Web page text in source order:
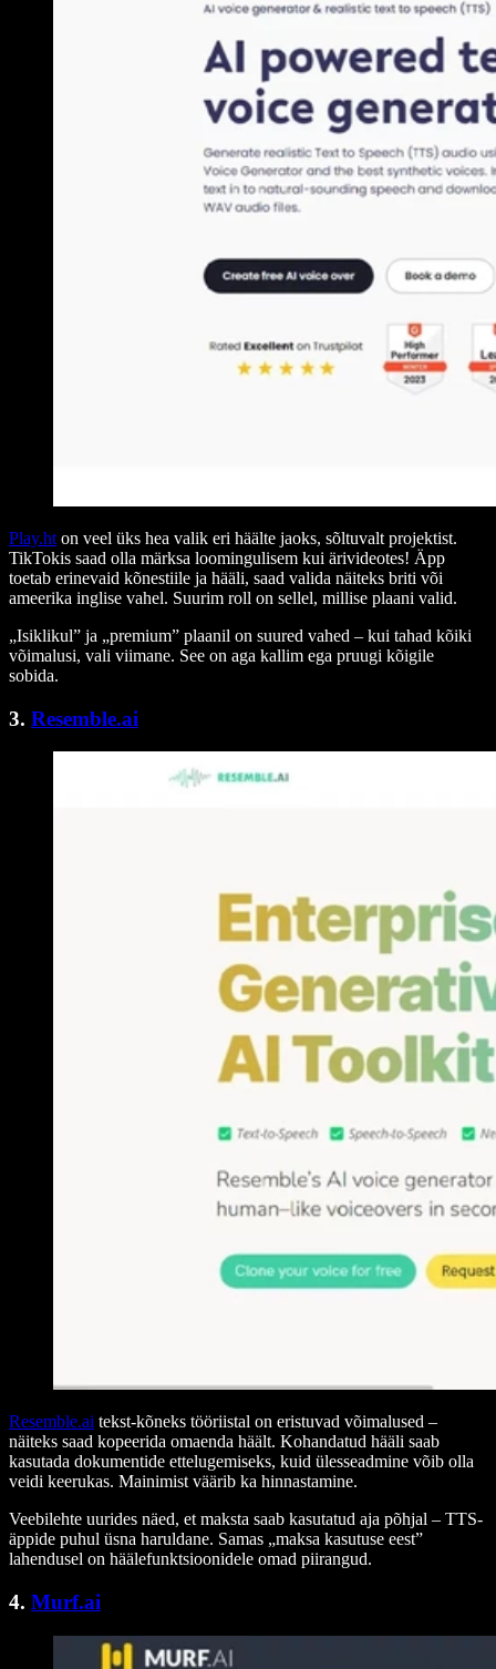
Play.ht on veel üks hea valik eri häälte jaoks, sõltuvalt projektist.
TikTokis saad olla märksa loomingulisem kui ärivideotes! Äpp
toetab erinevaid kõnestiile ja hääli, saad valida näiteks briti või
ameerika inglise vahel. Suurim roll on sellel, millise plaani valid.
„Isiklikul” ja „premium” plaanil on suured vahed – kui tahad kõiki
võimalusi, vali viimane. See on aga kallim ega pruugi kõigile
sobida.
3. Resemble.ai
Resemble.ai tekst-kõneks tööriistal on eristuvad võimalused –
näiteks saad kopeerida omaenda häält. Kohandatud hääli saab
kasutada dokumentide ettelugemiseks, kuid ülesseadmine võib olla
veidi keerukas. Mainimist väärib ka hinnastamine.
Veebilehte uurides näed, et maksta saab kasutatud aja põhjal – TTS-
äppide puhul üsna haruldane. Samas „maksa kasutuse eest”
lahendusel on häälefunktsioonidele omad piirangud.
4. Murf.ai